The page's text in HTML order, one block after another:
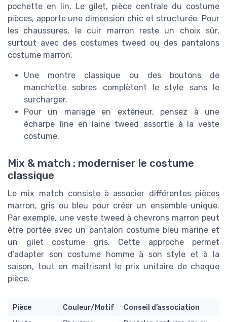
pochette en lin. Le gilet, pièce centrale du costume
pièces, apporte une dimension chic et structurée. Pour
les chaussures, le cuir marron reste un choix sûr,
surtout avec des costumes tweed ou des pantalons
costume marron.
Une montre classique ou des boutons de
manchette sobres complètent le style sans le
surcharger.
Pour un mariage en extérieur, pensez à une
écharpe fine en laine tweed assortie à la veste
costume.
Mix & match : moderniser le costume
classique
Le mix match consiste à associer différentes pièces
marron, gris ou bleu pour créer un ensemble unique.
Par exemple, une veste tweed à chevrons marron peut
être portée avec un pantalon costume bleu marine et
un gilet costume gris. Cette approche permet
d’adapter son costume homme à son style et à la
saison, tout en maîtrisant le prix unitaire de chaque
pièce.
Pièce Couleur/Motif
Conseil d’association